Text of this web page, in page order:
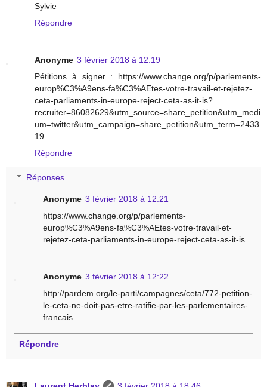
Sylvie
Répondre
Anonyme 3 février 2018 à 12:19
Pétitions à signer : https://www.change.org/p/parlements-
europ%C3%A9ens-fa%C3%AEtes-votre-travail-et-rejetez-
ceta-parliaments-in-europe-reject-ceta-as-it-is?
recruiter=86082629&utm_source=share_petition&utm_medi
um=twitter&utm_campaign=share_petition&utm_term=2433
19
Répondre
Réponses
Anonyme 3 février 2018 à 12:21
https://www.change.org/p/parlements-
europ%C3%A9ens-fa%C3%AEtes-votre-travail-et-
rejetez-ceta-parliaments-in-europe-reject-ceta-as-it-is
Anonyme 3 février 2018 à 12:22
http://pardem.org/le-parti/campagnes/ceta/772-petition-
le-ceta-ne-doit-pas-etre-ratifie-par-les-parlementaires-
francais
Répondre